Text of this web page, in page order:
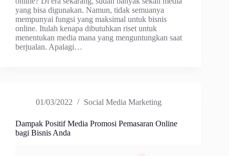
yang bisa digunakan. Namun, tidak semuanya
mempunyai fungsi yang maksimal untuk bisnis
online. Itulah kenapa dibutuhkan riset untuk
menentukan media mana yang menguntungkan saat
berjualan. Apalagi…
01/03/2022 Social Media Marketing
Dampak Positif Media Promosi Pemasaran Online
bagi Bisnis Anda